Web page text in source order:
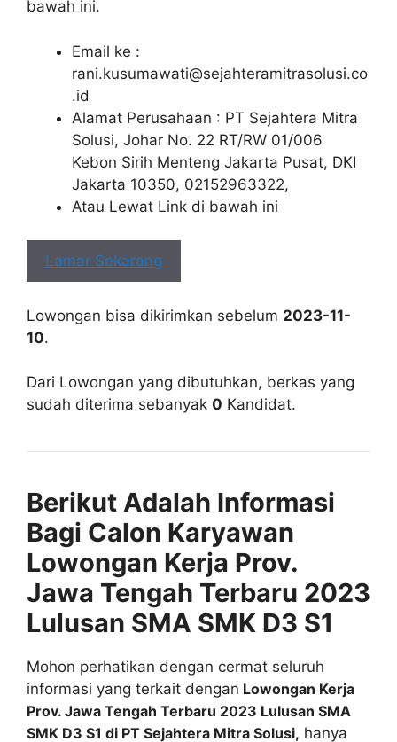
bawah ini.
Email ke :
rani.kusumawati@sejahteramitrasolusi.co
.id
Alamat Perusahaan : PT Sejahtera Mitra
Solusi, Johar No. 22 RT/RW 01/006
Kebon Sirih Menteng Jakarta Pusat, DKI
Jakarta 10350, 02152963322,
Atau Lewat Link di bawah ini
Lamar Sekarang
Lowongan bisa dikirimkan sebelum 2023-11-
10.
Dari Lowongan yang dibutuhkan, berkas yang
sudah diterima sebanyak 0 Kandidat.
Berikut Adalah Informasi
Bagi Calon Karyawan
Lowongan Kerja Prov.
Jawa Tengah Terbaru 2023
Lulusan SMA SMK D3 S1
Mohon perhatikan dengan cermat seluruh
informasi yang terkait dengan Lowongan Kerja
Prov. Jawa Tengah Terbaru 2023 Lulusan SMA
SMK D3 S1 di PT Sejahtera Mitra Solusi, hanya